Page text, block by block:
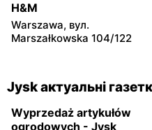
Jysk
Rawa Mazowiecka, вул.
H&M
Warszawa, вул.
Marszałkowska 104/122
Jysk актуальні
Wyprzedaż artykułów
ogrodowych - Jysk